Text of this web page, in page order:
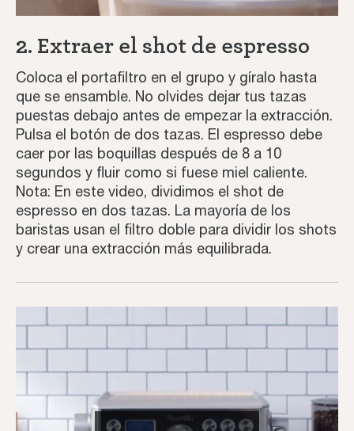
Home
Recetas de café
Tutoriales
Tercera ola
Inspiración
2. Extraer el shot de espresso
Coloca el portafiltro en el grupo y gíralo hasta
que se ensamble. No olvides dejar tus tazas
puestas debajo antes de empezar la extracción.
Pulsa el botón de dos tazas. El espresso debe
caer por las boquillas después de 8 a 10
segundos y fluir como si fuese miel caliente.
Nota: En este video, dividimos el shot de
espresso en dos tazas. La mayoría de los
baristas usan el filtro doble para dividir los shots
y crear una extracción más equilibrada.